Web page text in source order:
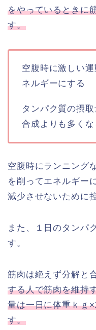
をやっているときに
す。
空腹時に激しい
ネルギーにする
タンパク質の摂
合成よりも多くな
空腹時にランニング
を削ってエネルギー
減少させないために
また、１日のタンパ
す。
筋肉は絶えず分解と
する人で筋肉を維持
量は一日に体重ｋｇ
す。